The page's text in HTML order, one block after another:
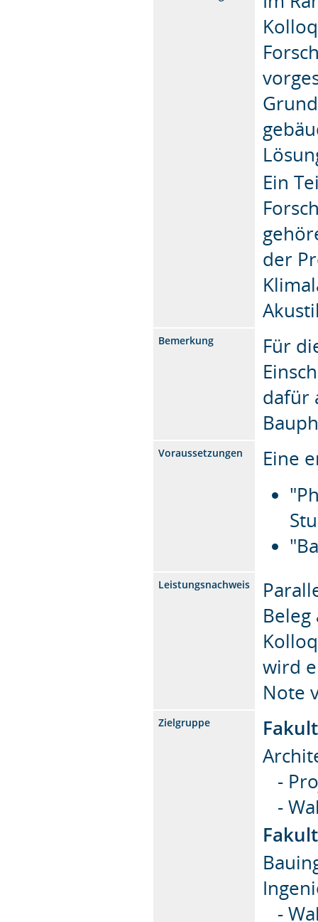
Ein
der
Bemerkung
Für
dafür
Voraussetzungen
Eine
Leistungsnachweis
wird
Note
Zielgruppe
-
-
-